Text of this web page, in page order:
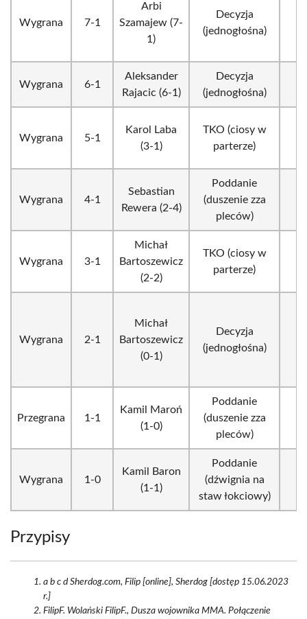
Wygrana 7-1
Arbi
Szamajew (7-
1)
Decyzja
(jednogłośna)
Wygrana 6-1
Aleksander
Rajacic (6-1)
Decyzja
(jednogłośna)
Wygrana 5-1
Karol Laba
(3-1)
TKO (ciosy w
parterze)
Wygrana 4-1
Sebastian
Rewera (2-4)
Poddanie
(duszenie zza
pleców)
Wygrana 3-1
Michał
Bartoszewicz
(2-2)
TKO (ciosy w
parterze)
Wygrana 2-1
Michał
Bartoszewicz
(0-1)
Decyzja
(jednogłośna)
Przegrana 1-1
Kamil Maroń
(1-0)
Poddanie
(duszenie zza
pleców)
Wygrana 1-0
Kamil Baron
(1-1)
Poddanie
(dźwignia na
staw łokciowy)
Przypisy
a b c d Sherdog.com, Filip [online], Sherdog [dostęp 15.06.2023
r.]
FilipF. Wolański FilipF., Dusza wojownika MMA. Połączenie